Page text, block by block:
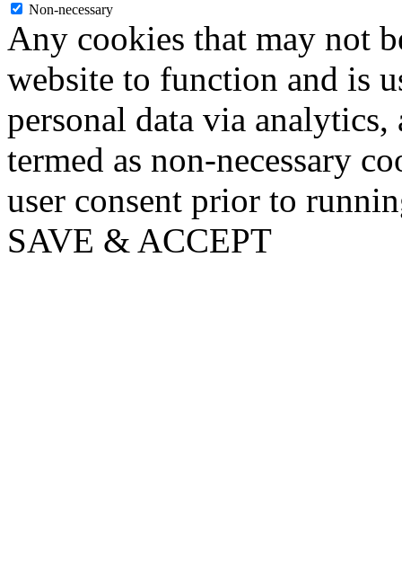
Non-necessary
Any cookies that may not
website to function and is
personal data via analytics,
termed as non-necessary
user consent prior to
SAVE & ACCEPT